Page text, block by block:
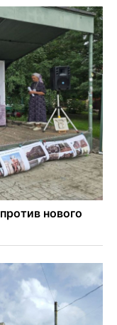
вывезли из музея
сыграла мать